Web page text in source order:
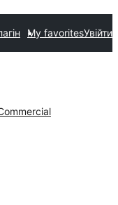
My favoritesУвійти